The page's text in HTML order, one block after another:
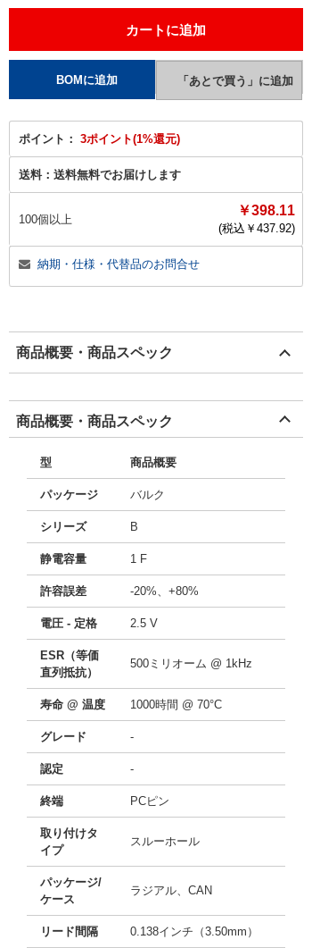
ポイント： 3ポイント(1%還元)
送料： 送料無料でお届けします
100個以上
￥398.11
(税込￥ 437.92)
納期・仕様・代替品のお問合せ
商品概要・商品スペック
商品概要・商品スペック
型 商品概要
パッケージ バルク
シリーズ B
静電容量 1 F
許容誤差 -20%、+80%
電圧 - 定格 2.5 V
ESR（等価
直列抵抗）
500ミリオーム @ 1kHz
寿命 @ 温度 1000時間 @ 70°C
グレード -
認定 -
終端 PCピン
取り付けタ
イプ
スルーホール
パッケージ/
ケース
ラジアル、CAN
リード間隔 0.138インチ（3.50mm）